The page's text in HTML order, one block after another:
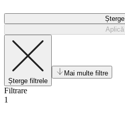
Șterge
Aplică
Șterge filtrele
Mai multe filtre
Filtrare
1